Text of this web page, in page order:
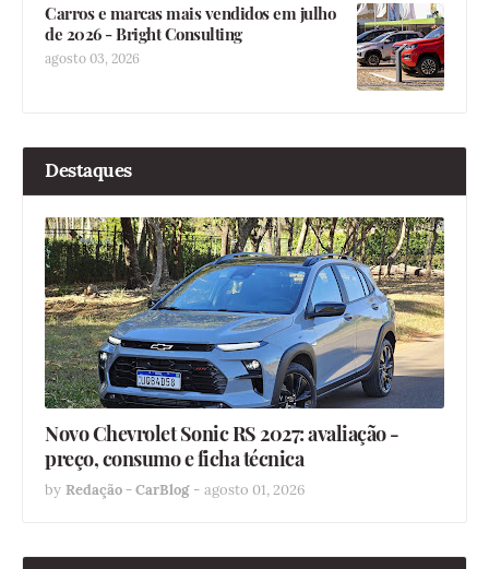
Carros e marcas mais vendidos em julho
de 2026 - Bright Consulting
agosto 03, 2026
Destaques
Novo Chevrolet Sonic RS 2027: avaliação -
preço, consumo e ficha técnica
by Redação - CarBlog - agosto 01, 2026